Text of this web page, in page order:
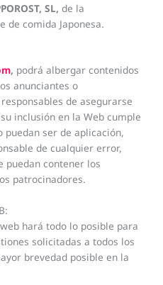
SL,de la
de comida Japonesa.
, podrá albergar contenidos
anunciantes o
de asegurarse
inclusión en la Web cumple
puedan ser de aplicación,
de cualquier error,
puedan contener los
patrocinadores.
hará todo lo posible para
solicitadas a todos los
brevedad posible en la